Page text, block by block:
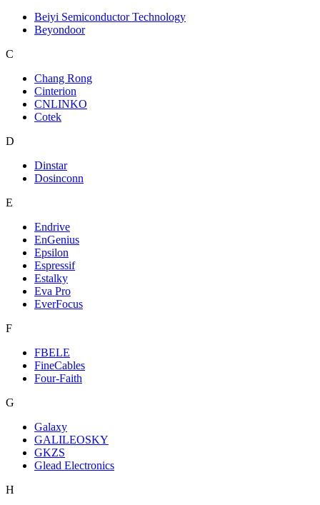
Beiyi Semiconductor Technology
Beyondoor
C
Chang Rong
Cinterion
CNLINKO
Cotek
D
Dinstar
Dosinconn
E
Endrive
EnGenius
Epsilon
Espressif
Estalky
Eva Pro
EverFocus
F
FBELE
FineCables
Four-Faith
G
Galaxy
GALILEOSKY
GKZS
Glead Electronics
H